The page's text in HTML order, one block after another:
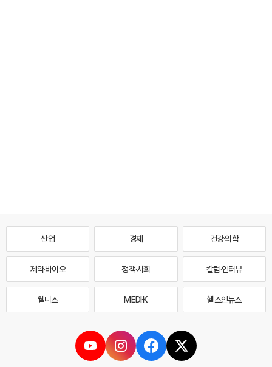
산업 경제 건강·의학
제약·바이오 정책·사회 칼럼·인터뷰
웰니스 MEDI·K 헬스인뉴스